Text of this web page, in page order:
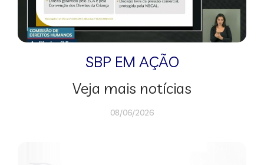
SBP EM AÇÃO
Veja mais notícias
08/06/2026